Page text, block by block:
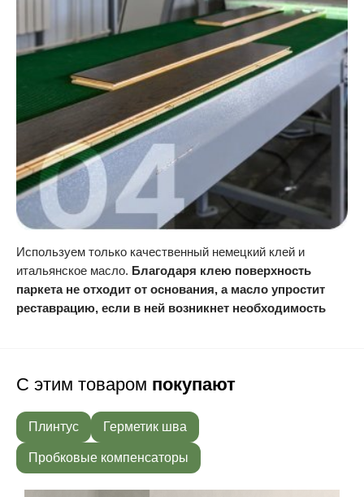
Используем только качественный немецкий клей и
итальянское масло. Благодаря клею поверхность
паркета не отходит от основания, а масло упростит
реставрацию, если в ней возникнет необходимость
С этим товаром покупают
Плинтус Герметик шва
Пробковые компенсаторы